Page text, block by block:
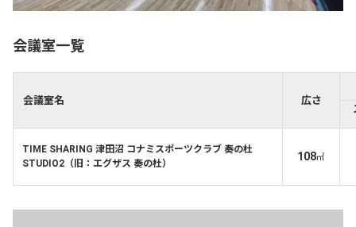
会議室一覧
会議室名 広さ
TIME SHARING 津田沼 コナミスポーツクラブ 奏の杜
STUDIO2（旧：エグザス 奏の杜）
108㎡